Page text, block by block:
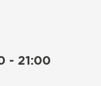
- 21:00